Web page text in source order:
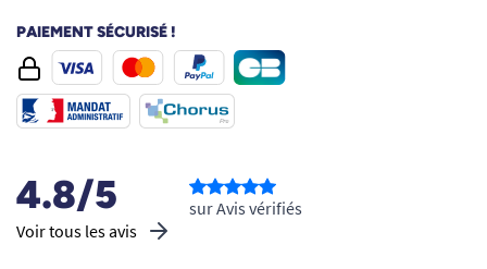
Consultez notre
contactez notre équipe d’experts pour un
accompagnement personnalisé.
soutenir la sécurité et le bien-être au quotidien.
PAIEMENT SÉCURISÉ !
4.8/5
Voir tous les avis
sur Avis vérifiés